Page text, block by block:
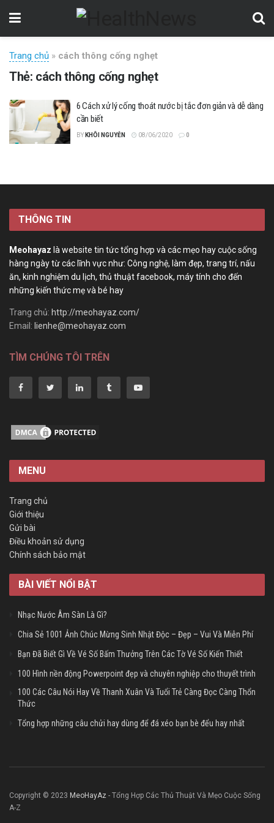
Trang chủ » cách thông cống nghẹt
Thẻ: cách thông cống nghẹt
6 Cách xử lý cống thoát nước bị tắc đơn giản và dễ dàng
cần biết
BY KHÔI NGUYỄN 08/06/2020 0
THÔNG TIN
Meohayaz là website tin tức tổng hợp và các mẹo hay cuộc sống
hàng ngày từ các lĩnh vực như: Công nghệ, làm đẹp, trang trí, nấu
ăn, kinh nghiệm du lịch, thủ thuật facebook, máy tính cho đến
những kiến thức mẹ và bé hay
Trang chủ: http://meohayaz.com/
Email: lienhe@meohayaz.com
TÌM CHÚNG TÔI TRÊN
MENU
Trang chủ
Giới thiệu
Gửi bài
Điều khoản sử dụng
Chính sách bảo mật
BÀI VIẾT NỔI BẬT
Nhạc Nước Âm Sàn Là Gì?
Chia Sẻ 1001 Ảnh Chúc Mừng Sinh Nhật Độc – Đẹp – Vui Và Miễn Phí
Bạn Đã Biết Gì Về Vé Số Bấm Thưởng Trên Các Tờ Vé Số Kiến Thiết
100 Hình nền động Powerpoint đẹp và chuyên nghiệp cho thuyết trình
100 Các Câu Nói Hay Về Thanh Xuân Và Tuổi Trẻ Càng Đọc Càng Thổn
Thức
Tổng hợp những câu chửi hay dùng để đá xéo bạn bè đểu hay nhất
Copyright © 2023 MeoHayAz - Tổng Hợp Các Thủ Thuật Và Mẹo Cuộc Sống
A-Z